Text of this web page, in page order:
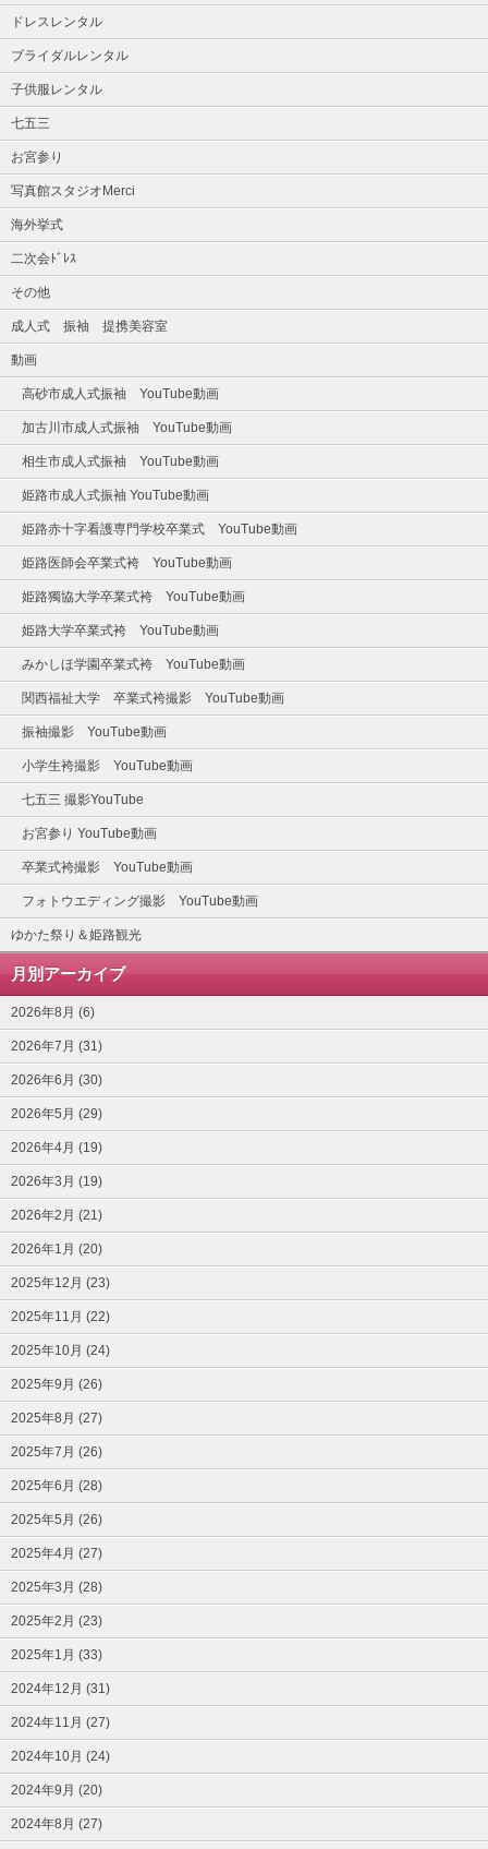
ドレスレンタル
ブライダルレンタル
子供服レンタル
七五三
お宮参り
写真館スタジオMerci
海外挙式
二次会ﾄﾞﾚｽ
その他
成人式 振袖 提携美容室
動画
高砂市成人式振袖 YouTube動画
加古川市成人式振袖 YouTube動画
相生市成人式振袖 YouTube動画
姫路市成人式振袖 YouTube動画
姫路赤十字看護専門学校卒業式 YouTube動画
姫路医師会卒業式袴 YouTube動画
姫路獨協大学卒業式袴 YouTube動画
姫路大学卒業式袴 YouTube動画
みかしほ学園卒業式袴 YouTube動画
関西福祉大学 卒業式袴撮影 YouTube動画
振袖撮影 YouTube動画
小学生袴撮影 YouTube動画
七五三 撮影YouTube
お宮参り YouTube動画
卒業式袴撮影 YouTube動画
フォトウエディング撮影 YouTube動画
ゆかた祭り＆姫路観光
月別アーカイブ
2026年8月 (6)
2026年7月 (31)
2026年6月 (30)
2026年5月 (29)
2026年4月 (19)
2026年3月 (19)
2026年2月 (21)
2026年1月 (20)
2025年12月 (23)
2025年11月 (22)
2025年10月 (24)
2025年9月 (26)
2025年8月 (27)
2025年7月 (26)
2025年6月 (28)
2025年5月 (26)
2025年4月 (27)
2025年3月 (28)
2025年2月 (23)
2025年1月 (33)
2024年12月 (31)
2024年11月 (27)
2024年10月 (24)
2024年9月 (20)
2024年8月 (27)